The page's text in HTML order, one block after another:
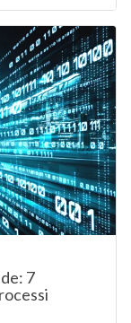
7